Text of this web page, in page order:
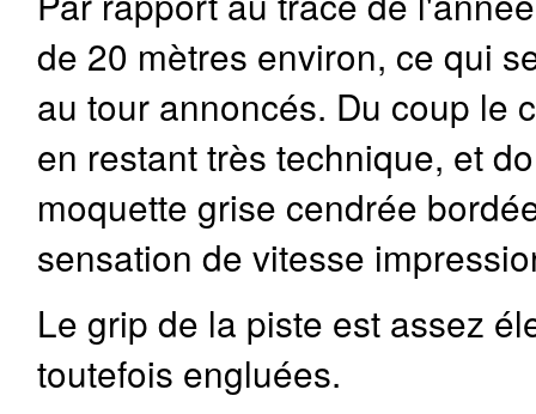
de 20 mètres environ, ce qui
au tour annoncés. Du coup le
en restant très technique, et
moquette grise cendrée
sensation de vitesse
Le grip de la piste est assez
toutefois engluées.